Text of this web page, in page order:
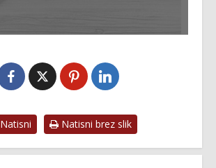
Natisni Natisni brez slik